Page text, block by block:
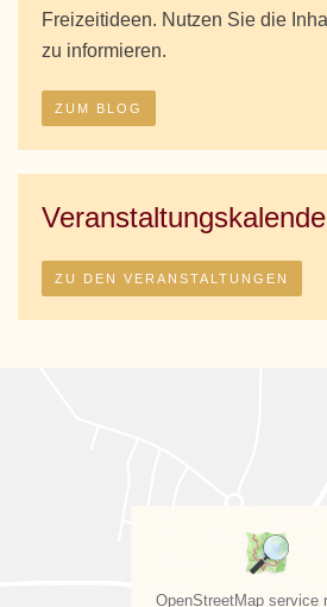
Freizeitideen. Nutzen Sie die
zu informieren.
ZUM BLOG
ZU DEN VERANSTALTUNGEN
OpenStreetMap service